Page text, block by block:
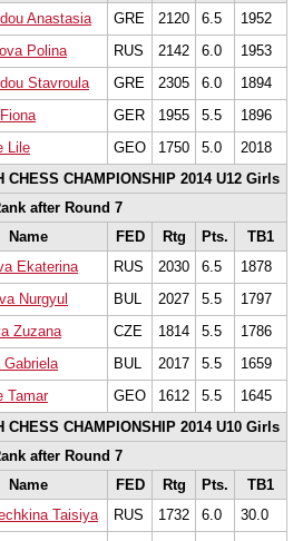
Anastasia GRE 2120 6.5
1952
Polina RUS 2142 6.0
1953
Stavroula GRE 2305 6.0
1894
GER 1955 5.5
1896
Lile GEO 1750 5.0
2018
CHESS CHAMPIONSHIP 2014 U12 Girls
after Round 7
Name FED Rtg Pts.
TB1
Ekaterina RUS 2030 6.5
1878
Nurgyul BUL 2027 5.5
1797
Zuzana CZE 1814 5.5
1786
BUL 2017 5.5
1659
Tamar GEO 1612 5.5
1645
CHESS CHAMPIONSHIP 2014 U10 Girls
after Round 7
Name FED Rtg Pts.
TB1
Taisiya RUS 1732 6.0
30.0